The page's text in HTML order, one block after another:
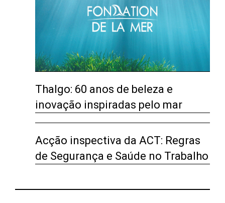
Thalgo: 60 anos de beleza e
inovação inspiradas pelo mar
Acção inspectiva da ACT: Regras
de Segurança e Saúde no Trabalho